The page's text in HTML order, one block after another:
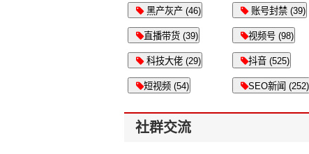
黑产灰产 (46) 账号封禁 (39)
直播带货 (39) 视频号 (98)
科技大佬 (29) 抖音 (525)
短视频 (54) SEO新闻 (252)
社群交流